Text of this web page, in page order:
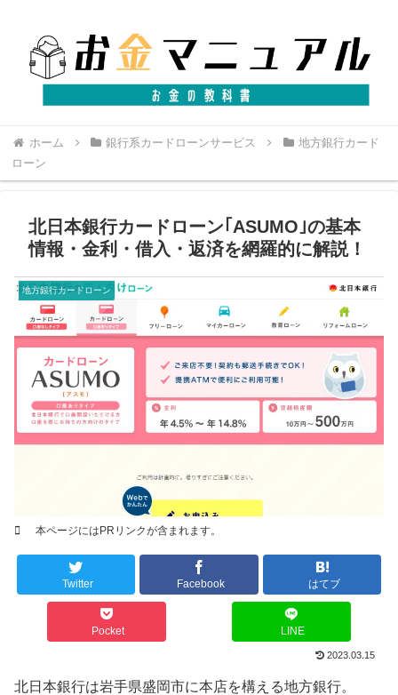
ホーム 銀行系カードローンサービス
地方銀行カード
ローン
北日本銀行カードローン｢ASUMO｣の基本
情報・金利・借入・返済を網羅的に解説！
本ページにはPRリンクが含まれます。
地方銀行カードローン
Twitter Facebook はてブ
Pocket LINE
2023.03.15
北日本銀行は岩手県盛岡市に本店を構える地方銀行。